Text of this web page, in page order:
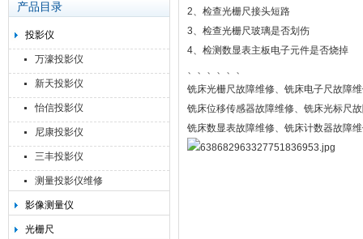
产品目录
投影仪
万濠投影仪
新天投影仪
怡信投影仪
尼康投影仪
三丰投影仪
测量投影仪维修
影像测量仪
光栅尺
2、检查光栅尺接头短路
3、检查光栅尺玻璃是否划伤
4、检测数显表主板电子元件是否烧掉
、、、、、、
铣床光栅尺故障维修、铣床电子尺故障
铣床位移传感器故障维修、铣床光标尺
铣床数显表故障维修、铣床计数器故障